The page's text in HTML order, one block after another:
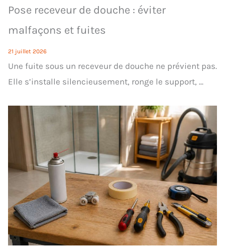
Pose receveur de douche : éviter
malfaçons et fuites
21 juillet 2026
Une fuite sous un receveur de douche ne prévient pas.
Elle s’installe silencieusement, ronge le support, ...